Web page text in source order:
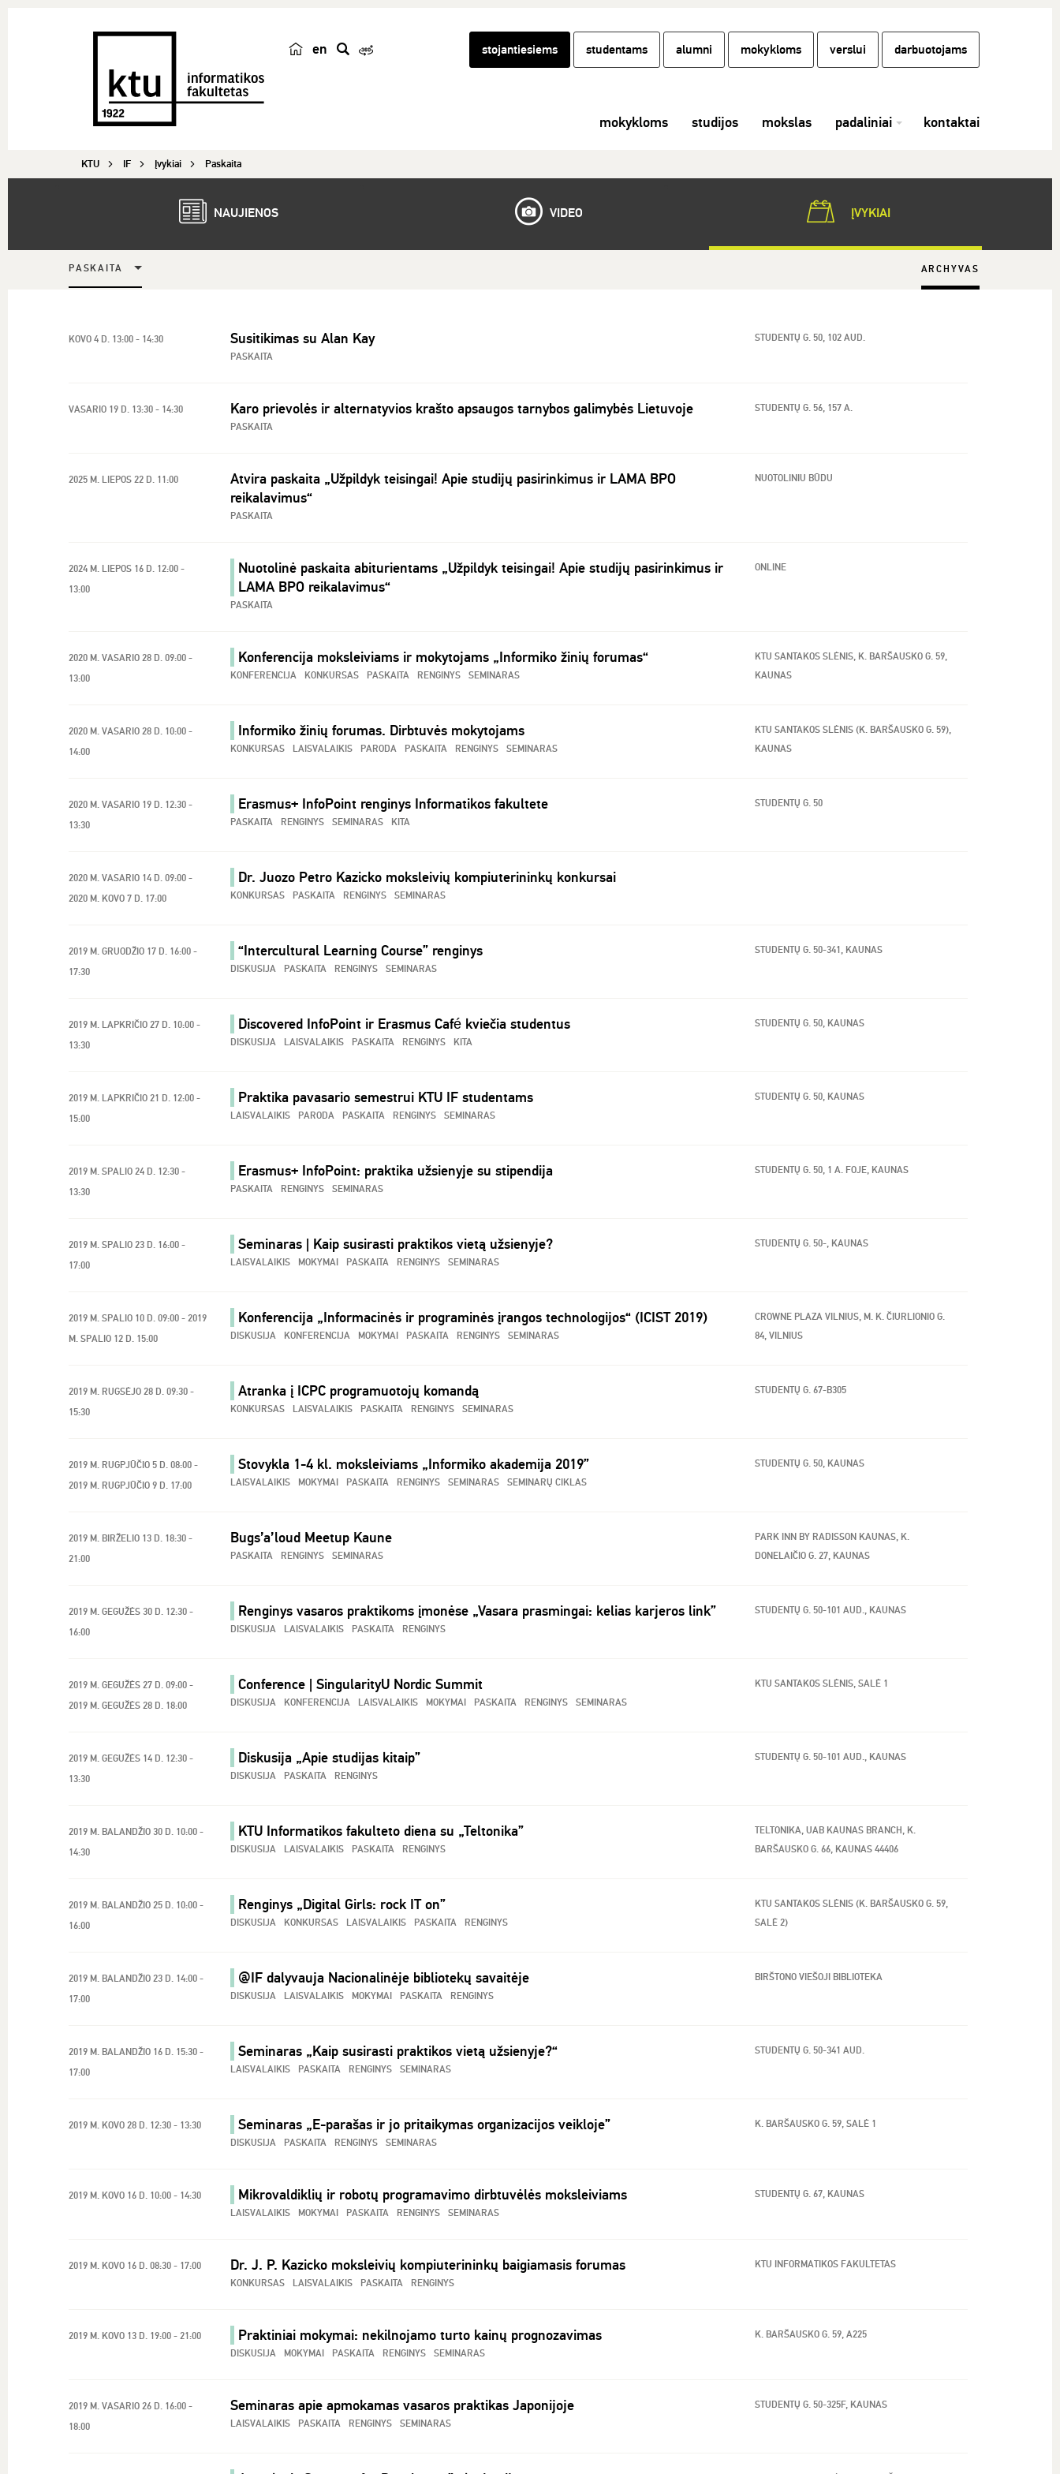
en stojantiesiems studentams alumni mokykloms verslui darbuotojams
mokykloms studijos mokslas padaliniai kontaktai
KTU IF Įvykiai Paskaita
NAUJIENOS VIDEO ĮVYKIAI
PASKAITA ARCHYVAS
KOVO 4 D. 13:00 - 14:30 Susitikimas su Alan Kay
PASKAITA
STUDENTŲ G. 50, 102 AUD.
VASARIO 19 D. 13:30 - 14:30 Karo prievolės ir alternatyvios krašto apsaugos tarnybos galimybės Lietuvoje
PASKAITA
STUDENTŲ G. 56, 157 A.
2025 M. LIEPOS 22 D. 11:00
Atvira paskaita „Užpildyk teisingai! Apie studijų pasirinkimus ir LAMA BPO
reikalavimus“
PASKAITA
NUOTOLINIU BŪDU
2024 M. LIEPOS 16 D. 12:00 -
13:00
Nuotolinė paskaita abiturientams „Užpildyk teisingai! Apie studijų pasirinkimus ir
LAMA BPO reikalavimus“
PASKAITA
ONLINE
2020 M. VASARIO 28 D. 09:00 -
13:00
Konferencija moksleiviams ir mokytojams „Informiko žinių forumas“
KONFERENCIJA KONKURSAS PASKAITA RENGINYS SEMINARAS
KTU SANTAKOS SLĖNIS, K. BARŠAUSKO G. 59,
KAUNAS
2020 M. VASARIO 28 D. 10:00 -
14:00
Informiko žinių forumas. Dirbtuvės mokytojams
KONKURSAS LAISVALAIKIS PARODA PASKAITA RENGINYS SEMINARAS
KTU SANTAKOS SLĖNIS (K. BARŠAUSKO G. 59),
KAUNAS
2020 M. VASARIO 19 D. 12:30 -
13:30
Erasmus+ InfoPoint renginys Informatikos fakultete
PASKAITA RENGINYS SEMINARAS KITA
STUDENTŲ G. 50
2020 M. VASARIO 14 D. 09:00 -
2020 M. KOVO 7 D. 17:00
Dr. Juozo Petro Kazicko moksleivių kompiuterininkų konkursai
KONKURSAS PASKAITA RENGINYS SEMINARAS
2019 M. GRUODŽIO 17 D. 16:00 -
17:30
“Intercultural Learning Course” renginys
DISKUSIJA PASKAITA RENGINYS SEMINARAS
STUDENTŲ G. 50-341, KAUNAS
2019 M. LAPKRIČIO 27 D. 10:00 -
13:30
Discovered InfoPoint ir Erasmus Café kviečia studentus
DISKUSIJA LAISVALAIKIS PASKAITA RENGINYS KITA
STUDENTŲ G. 50, KAUNAS
2019 M. LAPKRIČIO 21 D. 12:00 -
15:00
Praktika pavasario semestrui KTU IF studentams
LAISVALAIKIS PARODA PASKAITA RENGINYS SEMINARAS
STUDENTŲ G. 50, KAUNAS
2019 M. SPALIO 24 D. 12:30 -
13:30
Erasmus+ InfoPoint: praktika užsienyje su stipendija
PASKAITA RENGINYS SEMINARAS
STUDENTŲ G. 50, 1 A. FOJE, KAUNAS
2019 M. SPALIO 23 D. 16:00 -
17:00
Seminaras | Kaip susirasti praktikos vietą užsienyje?
LAISVALAIKIS MOKYMAI PASKAITA RENGINYS SEMINARAS
STUDENTŲ G. 50-, KAUNAS
2019 M. SPALIO 10 D. 09:00 - 2019
M. SPALIO 12 D. 15:00
Konferencija „Informacinės ir programinės įrangos technologijos“ (ICIST 2019)
DISKUSIJA KONFERENCIJA MOKYMAI PASKAITA RENGINYS SEMINARAS
CROWNE PLAZA VILNIUS, M. K. ČIURLIONIO G.
84, VILNIUS
2019 M. RUGSĖJO 28 D. 09:30 -
15:30
Atranka į ICPC programuotojų komandą
KONKURSAS LAISVALAIKIS PASKAITA RENGINYS SEMINARAS
STUDENTŲ G. 67-B305
2019 M. RUGPJŪČIO 5 D. 08:00 -
2019 M. RUGPJŪČIO 9 D. 17:00
Stovykla 1-4 kl. moksleiviams „Informiko akademija 2019”
LAISVALAIKIS MOKYMAI PASKAITA RENGINYS SEMINARAS SEMINARŲ CIKLAS
STUDENTŲ G. 50, KAUNAS
2019 M. BIRŽELIO 13 D. 18:30 -
21:00
Bugs’a’loud Meetup Kaune
PASKAITA RENGINYS SEMINARAS
PARK INN BY RADISSON KAUNAS, K.
DONELAIČIO G. 27, KAUNAS
2019 M. GEGUŽĖS 30 D. 12:30 -
16:00
Renginys vasaros praktikoms įmonėse „Vasara prasmingai: kelias karjeros link”
DISKUSIJA LAISVALAIKIS PASKAITA RENGINYS
STUDENTŲ G. 50-101 AUD., KAUNAS
2019 M. GEGUŽĖS 27 D. 09:00 -
2019 M. GEGUŽĖS 28 D. 18:00
Conference | SingularityU Nordic Summit
DISKUSIJA KONFERENCIJA LAISVALAIKIS MOKYMAI PASKAITA RENGINYS SEMINARAS
KTU SANTAKOS SLĖNIS, SALĖ 1
2019 M. GEGUŽĖS 14 D. 12:30 -
13:30
Diskusija „Apie studijas kitaip”
DISKUSIJA PASKAITA RENGINYS
STUDENTŲ G. 50-101 AUD., KAUNAS
2019 M. BALANDŽIO 30 D. 10:00 -
14:30
KTU Informatikos fakulteto diena su „Teltonika”
DISKUSIJA LAISVALAIKIS PASKAITA RENGINYS
TELTONIKA, UAB KAUNAS BRANCH, K.
BARŠAUSKO G. 66, KAUNAS 44406
2019 M. BALANDŽIO 25 D. 10:00 -
16:00
Renginys „Digital Girls: rock IT on”
DISKUSIJA KONKURSAS LAISVALAIKIS PASKAITA RENGINYS
KTU SANTAKOS SLĖNIS (K. BARŠAUSKO G. 59,
SALĖ 2)
2019 M. BALANDŽIO 23 D. 14:00 -
17:00
@IF dalyvauja Nacionalinėje bibliotekų savaitėje
DISKUSIJA LAISVALAIKIS MOKYMAI PASKAITA RENGINYS
BIRŠTONO VIEŠOJI BIBLIOTEKA
2019 M. BALANDŽIO 16 D. 15:30 -
17:00
Seminaras „Kaip susirasti praktikos vietą užsienyje?“
LAISVALAIKIS PASKAITA RENGINYS SEMINARAS
STUDENTŲ G. 50-341 AUD.
2019 M. KOVO 28 D. 12:30 - 13:30 Seminaras „E-parašas ir jo pritaikymas organizacijos veikloje”
DISKUSIJA PASKAITA RENGINYS SEMINARAS
K. BARŠAUSKO G. 59, SALĖ 1
2019 M. KOVO 16 D. 10:00 - 14:30 Mikrovaldiklių ir robotų programavimo dirbtuvėlės moksleiviams
LAISVALAIKIS MOKYMAI PASKAITA RENGINYS SEMINARAS
STUDENTŲ G. 67, KAUNAS
2019 M. KOVO 16 D. 08:30 - 17:00 Dr. J. P. Kazicko moksleivių kompiuterininkų baigiamasis forumas
KONKURSAS LAISVALAIKIS PASKAITA RENGINYS
KTU INFORMATIKOS FAKULTETAS
2019 M. KOVO 13 D. 19:00 - 21:00 Praktiniai mokymai: nekilnojamo turto kainų prognozavimas
DISKUSIJA MOKYMAI PASKAITA RENGINYS SEMINARAS
K. BARŠAUSKO G. 59, A225
2019 M. VASARIO 26 D. 16:00 -
18:00
Seminaras apie apmokamas vasaros praktikas Japonijoje
LAISVALAIKIS PASKAITA RENGINYS SEMINARAS
STUDENTŲ G. 50-325F, KAUNAS